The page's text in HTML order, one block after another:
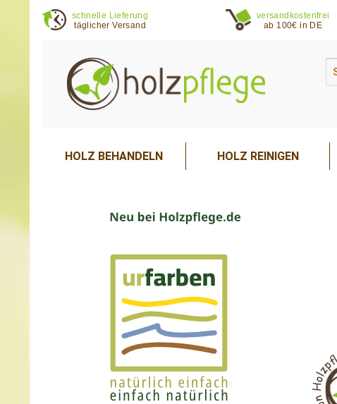
schnelle Lieferung
täglicher Versand
versandkostenfrei
ab 100€ in DE
HOLZ BEHANDELN HOLZ REINIGEN